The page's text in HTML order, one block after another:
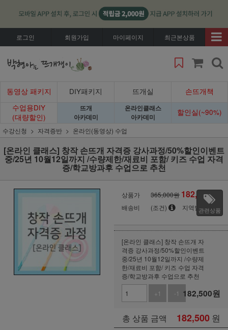
로그인 회원가입 마이페이지 최근본상품
동영상 패키지 DIY패키지 뜨개실
손뜨개책
수업용DIY
(대량할인)
뜨개
아카데미
온라인클래스
아카데미
할인실(~90%)
수강신청 자격증반 온라인(동영상) 수업
[온라인 클래스] 창작 손뜨개 자격증 강사과정/50%할인이벤트
중/25년 10월12일까지 /수량제한/재료비 포함/ 키즈 수업 자격
증/학교방과후 수업으로 추천
상품가 365,000원 182,500원
배송비
(조건) 지역별관련상품
[온라인 클래스] 창작 손뜨개 자
격증 강사과정/50%할인이벤트
중/25년 10월12일까지 /수량제
한/재료비 포함/ 키즈 수업 자격
증/학교방과후 수업으로 추천
+1
-1 182,500원
총 상품 금액 182,500 원